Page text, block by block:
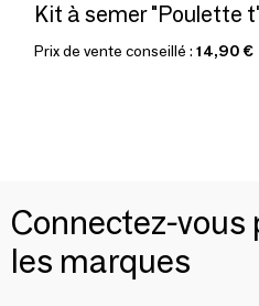
Kit à semer "Poulette
Prix de vente conseillé : 14,90 €
Connectez-
les marques